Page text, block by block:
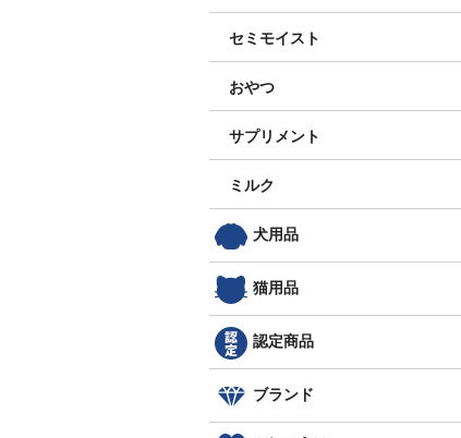
セミモイスト
おやつ
サプリメント
ミルク
犬用品
猫用品
認定商品
ブランド